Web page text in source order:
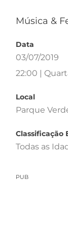
Música &
Data
03/07/2019
22:00 |
Local
Parque
Classificação
Todas as
PUB